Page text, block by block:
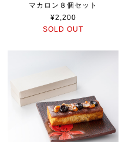
マカロン８個セット
¥2,200
SOLD OUT